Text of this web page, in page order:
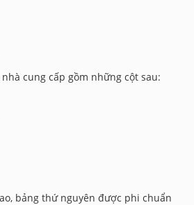
cung cấp gồm những cột sau:
bảng thứ nguyên được phi chuẩn